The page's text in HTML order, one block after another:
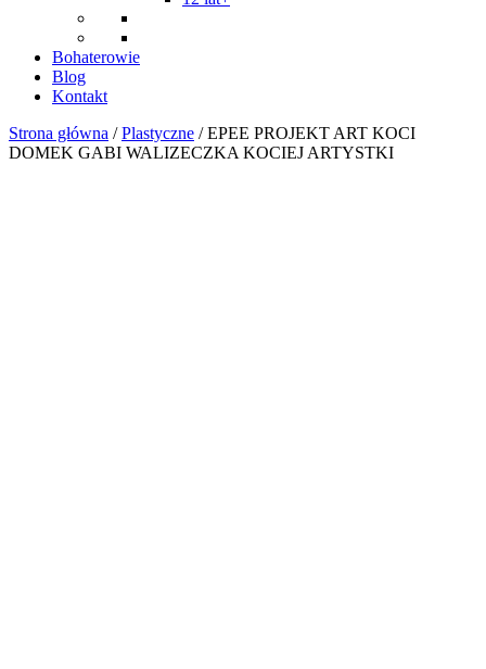
Bohaterowie
Blog
Kontakt
Strona główna /Plastyczne / EPEE PROJEKT ART KOCI
DOMEK GABI WALIZECZKA KOCIEJ ARTYSTKI